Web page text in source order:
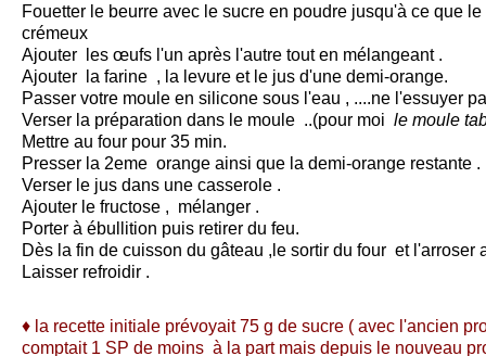
Fouetter le beurre avec le sucre en poudre jusqu'à ce que
crémeux
Ajouter les œufs l'un après l'autre tout en mélangeant .
Ajouter la farine , la levure et le jus d'une demi-orange.
Passer votre moule en silicone sous l'eau , ....ne l'essuyer
Verser la préparation dans le moule ..(pour moi le moule
Mettre au four pour 35 min.
Presser la 2eme orange ainsi que la demi-orange restante .
Verser le jus dans une casserole .
Ajouter le fructose , mélanger .
Porter à ébullition puis retirer du feu.
Dès la fin de cuisson du gâteau ,le sortir du four et l'arroser
Laisser refroidir .
♦ la recette initiale prévoyait 75 g de sucre ( avec l'ancien
comptait 1 SP de moins à la part mais depuis le nouveau